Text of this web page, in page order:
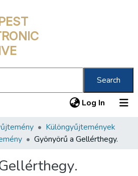
Search
Log In (current)
Különgyűjtemények
Gyönyörű a Gellérthegy.